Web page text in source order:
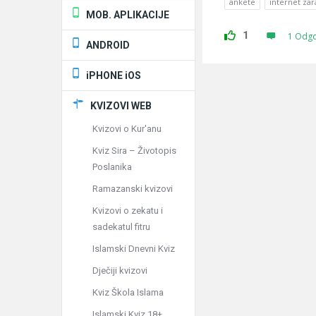
1 1
MOB. APLIKACIJE
ANDROID
iPHONE iOS
KVIZOVI WEB
Kvizovi o Kur'anu
Kviz Sira – Životopis
Poslanika
Ramazanski kvizovi
Kvizovi o zekatu i
sadekatul fitru
Islamski Dnevni Kviz
Dječiji kvizovi
Kviz Škola Islama